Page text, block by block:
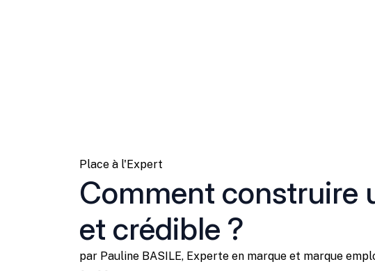
Place à l'Expert
Comment construire
et crédible ?
par Pauline BASILE, Experte en marque et marque